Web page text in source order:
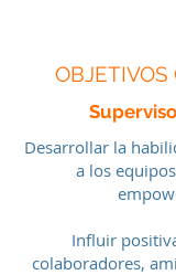
OBJETIVOS
Desarrollar la
a los
Influir
colaboradores,